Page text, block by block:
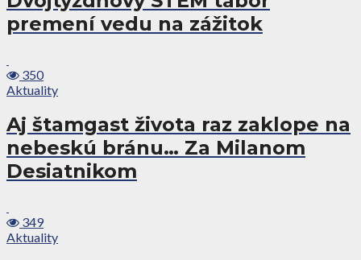
premení vedu na zážitok
350
Aktuality
Aj štamgast života raz zaklope na
nebeskú bránu… Za Milanom
Desiatnikom
349
Aktuality